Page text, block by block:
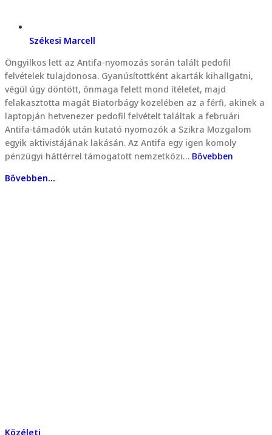
Székesi Marcell
Öngyilkos lett az Antifa-nyomozás során talált pedofil
felvételek tulajdonosa. Gyanúsítottként akarták kihallgatni,
végül úgy döntött, önmaga felett mond ítéletet, majd
felakasztotta magát Biatorbágy közelében az a férfi, akinek a
laptopján hetvenezer pedofil felvételt találtak a februári
Antifa-támadók után kutató nyomozók a Szikra Mozgalom
egyik aktivistájának lakásán. Az Antifa egy igen komoly
pénzügyi háttérrel támogatott nemzetközi… Bővebben
Bővebben...
Közéleti